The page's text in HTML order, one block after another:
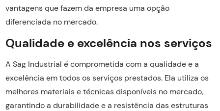
vantagens que fazem da empresa uma opção
diferenciada no mercado.
Qualidade e excelência nos serviços
A Sag Industrial é comprometida com a qualidade e a
excelência em todos os serviços prestados. Ela utiliza os
melhores materiais e técnicas disponíveis no mercado,
garantindo a durabilidade e a resistência das estruturas